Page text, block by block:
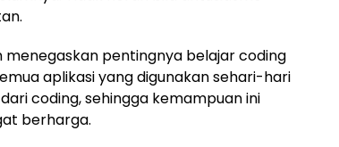
pentingnya belajar coding
aplikasi yang digunakan sehari-hari
coding, sehingga kemampuan ini
berharga.